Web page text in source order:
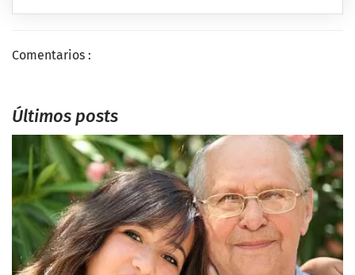
Comentarios :
Últimos posts